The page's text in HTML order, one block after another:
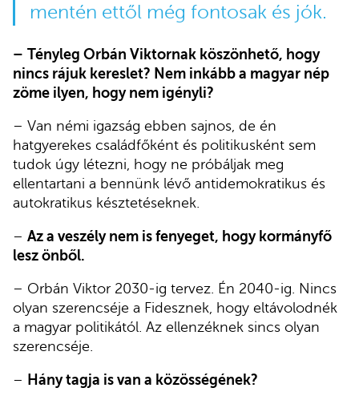
mentén ettől még fontosak és jók.
– Tényleg Orbán Viktornak köszönhető, hogy
nincs rájuk kereslet? Nem inkább a magyar nép
zöme ilyen, hogy nem igényli?
– Van némi igazság ebben sajnos, de én
hatgyerekes családfőként és politikusként sem
tudok úgy létezni, hogy ne próbáljak meg
ellentartani a bennünk lévő antidemokratikus és
autokratikus késztetéseknek.
– Az a veszély nem is fenyeget, hogy kormányfő
lesz önből.
– Orbán Viktor 2030-ig tervez. Én 2040-ig. Nincs
olyan szerencséje a Fidesznek, hogy eltávolodnék
a magyar politikától. Az ellenzéknek sincs olyan
szerencséje.
– Hány tagja is van a közösségének?